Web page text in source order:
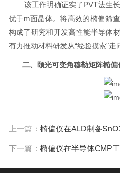
该工作明确证实了PVT法生
优于m面晶体。将高效的椭偏筛
构成了研究和开发高性能半导体
有力推动材料研发从“经验摸索"走
二、 颐光可变角穆勒矩阵椭偏
上一篇： 椭偏仪在ALD制备
下一篇： 椭偏仪在半导体CMP